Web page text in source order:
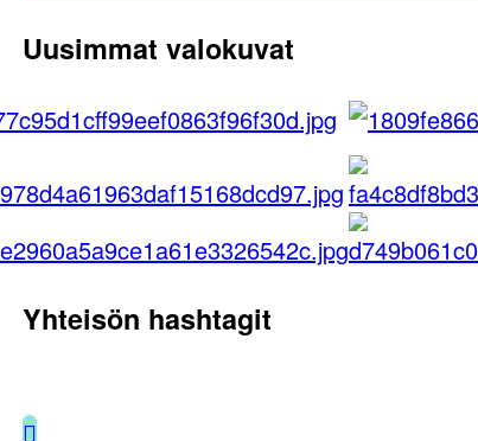
Uusimmat valokuvat
Yhteisön hashtagit